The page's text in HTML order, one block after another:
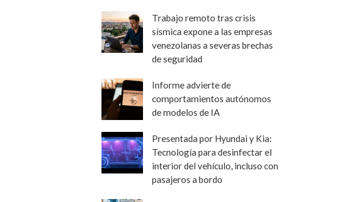
Trabajo remoto tras crisis
sísmica expone a las empresas
venezolanas a severas brechas
de seguridad
Informe advierte de
comportamientos autónomos
de modelos de IA
Presentada por Hyundai y Kia:
Tecnología para desinfectar el
interior del vehículo, incluso con
pasajeros a bordo